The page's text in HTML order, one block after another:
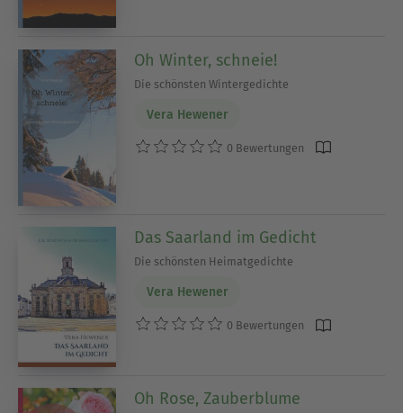
Oh Winter, schneie!
Die schönsten Wintergedichte
Vera Hewener
0 Bewertungen
Das Saarland im Gedicht
Die schönsten Heimatgedichte
Vera Hewener
0 Bewertungen
Oh Rose, Zauberblume